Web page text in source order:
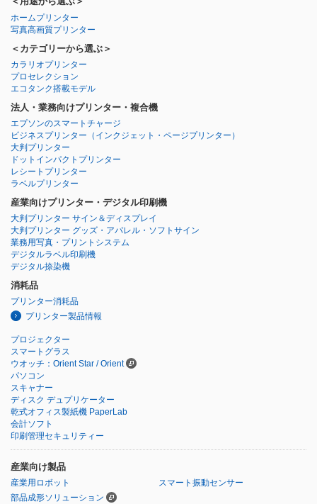
ホームプリンター
写真高画質プリンター
＜カテゴリーから選ぶ＞
カラリオプリンター
プロセレクション
エコタンク搭載モデル
法人・業務向けプリンター・複合機
エプソンのスマートチャージ
ビジネスプリンター （インクジェット・ページプリンター）
大判プリンター
ドットインパクトプリンター
レシートプリンター
ラベルプリンター
産業向けプリンター・デジタル印刷機
大判プリンター サイン＆ディスプレイ
大判プリンター グッズ・アパレル・ソフトサイン
業務用写真・プリントシステム
デジタルラベル印刷機
デジタル捺染機
消耗品
プリンター消耗品
プリンター製品情報
プロジェクター
スマートグラス
ウオッチ：Orient Star / Orient
パソコン
スキャナー
ディスク デュプリケーター
乾式オフィス製紙機 PaperLab
会計ソフト
印刷管理セキュリティー
産業向け製品
産業用ロボット
スマート振動センサー
部品成形ソリューション